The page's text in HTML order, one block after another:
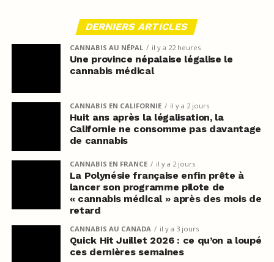
DERNIERS ARTICLES
CANNABIS AU NÉPAL il y a 22 heures
Une province népalaise légalise le
cannabis médical
CANNABIS EN CALIFORNIE il y a 2 jours
Huit ans après la légalisation, la
Californie ne consomme pas davantage
de cannabis
CANNABIS EN FRANCE il y a 2 jours
La Polynésie française enfin prête à
lancer son programme pilote de
« cannabis médical » après des mois de
retard
CANNABIS AU CANADA il y a 3 jours
Quick Hit Juillet 2026 : ce qu’on a loupé
ces dernières semaines